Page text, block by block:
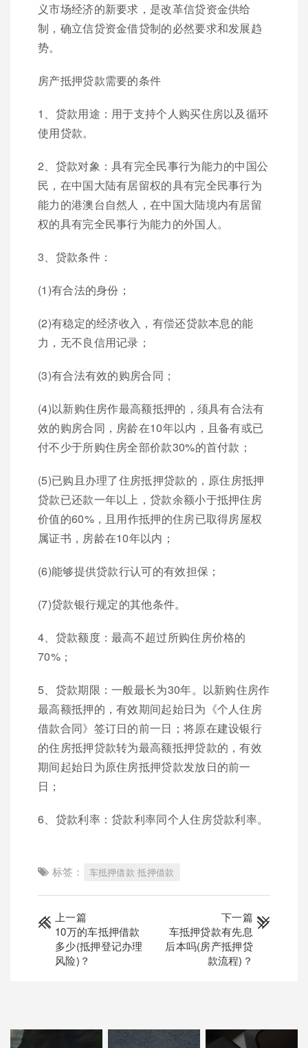
义市场经济的新要求，是改革信贷资金供给
制，确立信贷资金借贷制的必然要求和发展趋
势。
房产抵押贷款需要的条件
1、贷款用途：用于支持个人购买住房以及循环
使用贷款。
2、贷款对象：具有完全民事行为能力的中国公
民，在中国大陆有居留权的具有完全民事行为
能力的港澳台自然人，在中国大陆境内有居留
权的具有完全民事行为能力的外国人。
3、贷款条件：
(1)有合法的身份；
(2)有稳定的经济收入，有偿还贷款本息的能
力，无不良信用记录；
(3)有合法有效的购房合同；
(4)以新购住房作最高额抵押的，须具有合法有
效的购房合同，房龄在10年以内，且备有或已
付不少于所购住房全部价款30%的首付款；
(5)已购且办理了住房抵押贷款的，原住房抵押
贷款已还款一年以上，贷款余额小于抵押住房
价值的60%，且用作抵押的住房已取得房屋权
属证书，房龄在10年以内；
(6)能够提供贷款行认可的有效担保；
(7)贷款银行规定的其他条件。
4、贷款额度：最高不超过所购住房价格的
70%；
5、贷款期限：一般最长为30年。以新购住房作
最高额抵押的，有效期间起始日为《个人住房
借款合同》签订日的前一日；将原在建设银行
的住房抵押贷款转为最高额抵押贷款的，有效
期间起始日为原住房抵押贷款发放日的前一
日；
6、贷款利率：贷款利率同个人住房贷款利率。
标签： 车抵押借款 抵押借款
上一篇
10万的车抵押借款
多少(抵押登记办理
风险)？
下一篇
车抵押贷款有先息
后本吗(房产抵押贷
款流程)？